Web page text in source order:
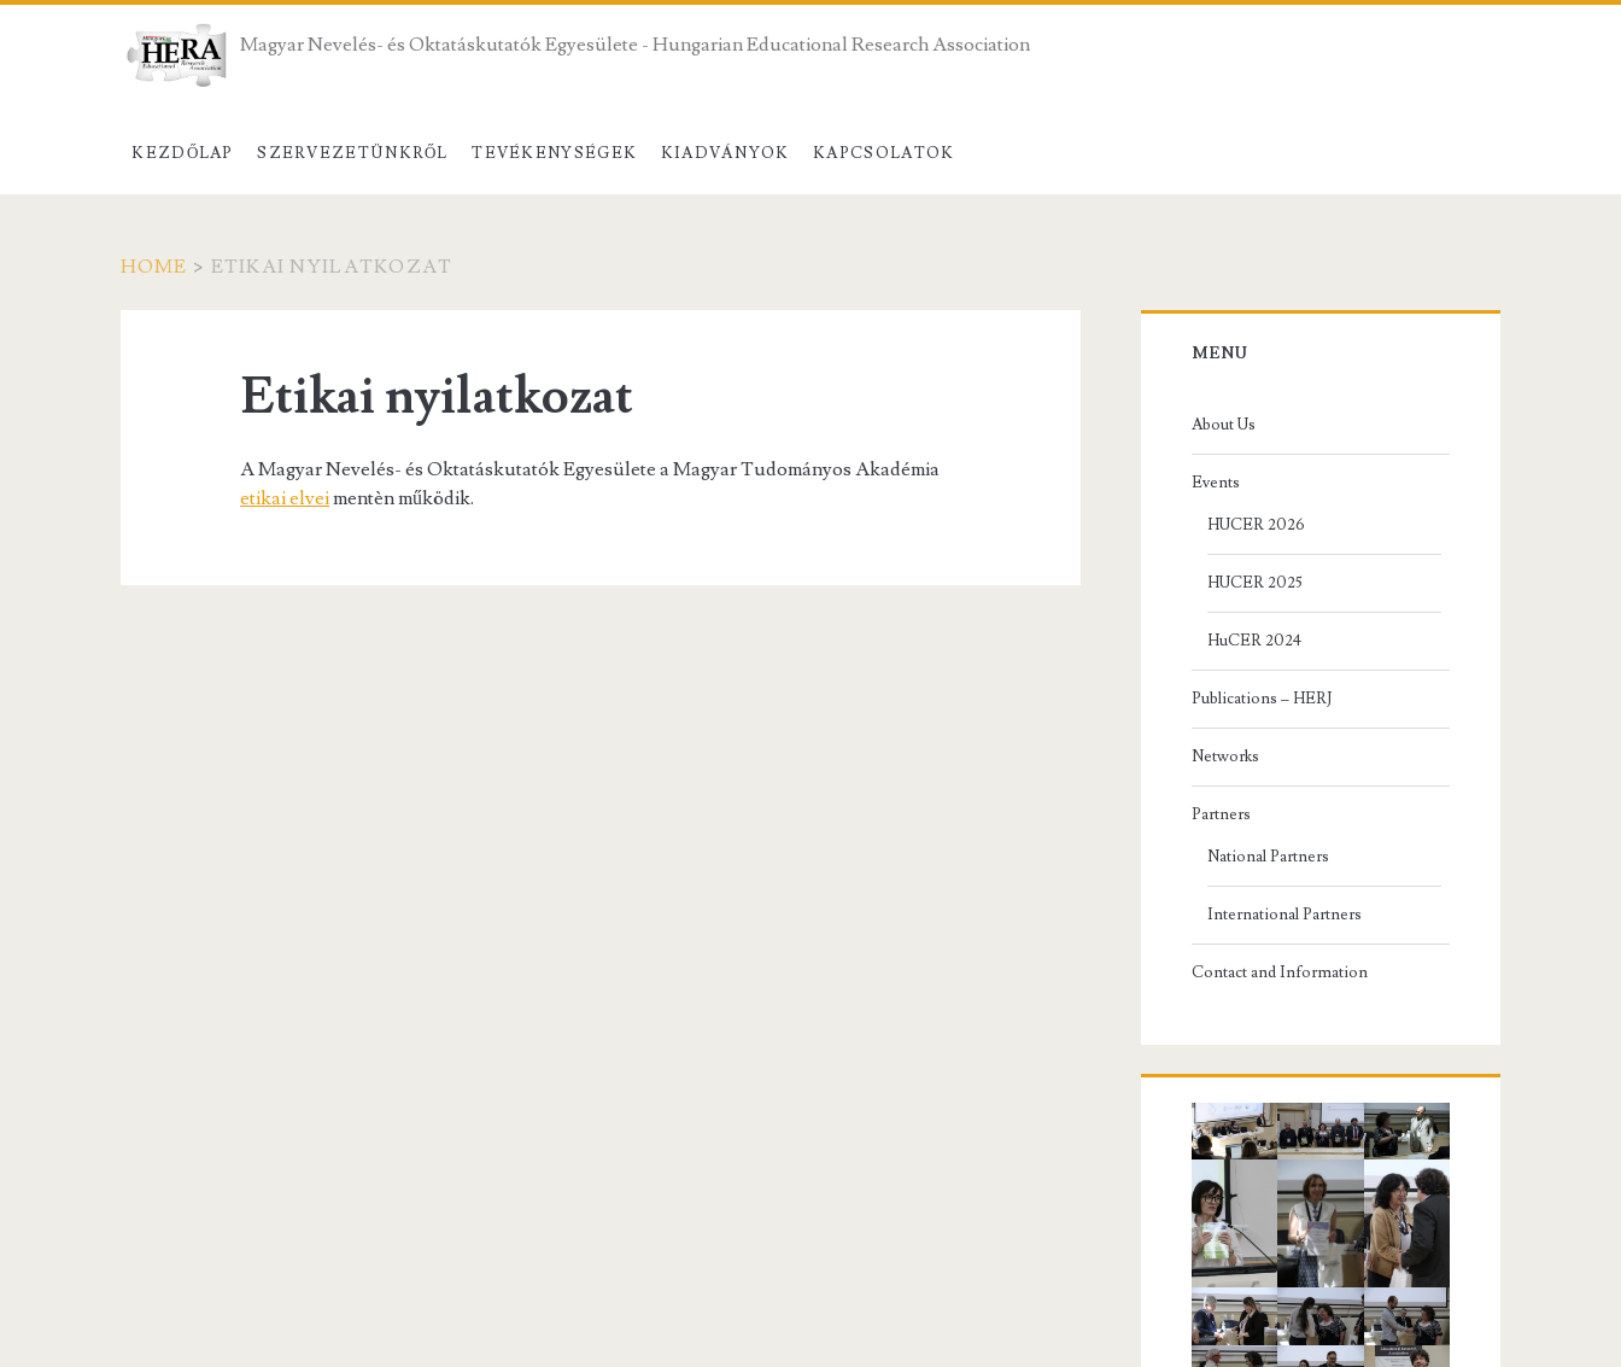
Magyar Nevelés- és Oktatáskutatók Egyesülete - Hungarian Educational Research Association
KEZDŐLAP SZERVEZETÜNKRŐL TEVÉKENYSÉGEK KIADVÁNYOK KAPCSOLATOK
HOME > ETIKAI NYILATKOZAT
Etikai nyilatkozat
A Magyar Nevelés- és Oktatáskutatók Egyesülete a Magyar Tudományos Akadémia
etikai elveimentèn működik.
Primary
MENU
About Us
Events
HUCER 2026
HUCER 2025
HuCER 2024
Publications – HERJ
Networks
Partners
National Partners
International Partners
Contact and Information